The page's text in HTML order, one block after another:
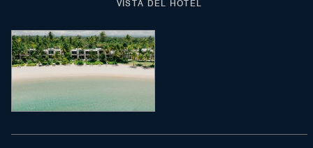
VISTA DEL HOTEL